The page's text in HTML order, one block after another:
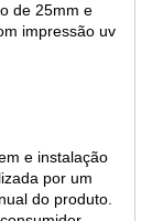
de 25mm e
impressão uv
e instalação
por um
do produto.